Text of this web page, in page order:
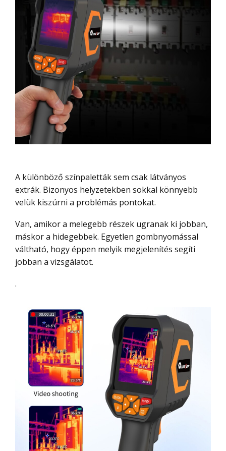
A különböző színpaletták sem csak látványos
extrák. Bizonyos helyzetekben sokkal könnyebb
velük kiszúrni a problémás pontokat.
Van, amikor a melegebb részek ugranak ki jobban,
máskor a hidegebbek. Egyetlen gombnyomással
váltható, hogy éppen melyik megjelenítés segíti
jobban a vizsgálatot.
.